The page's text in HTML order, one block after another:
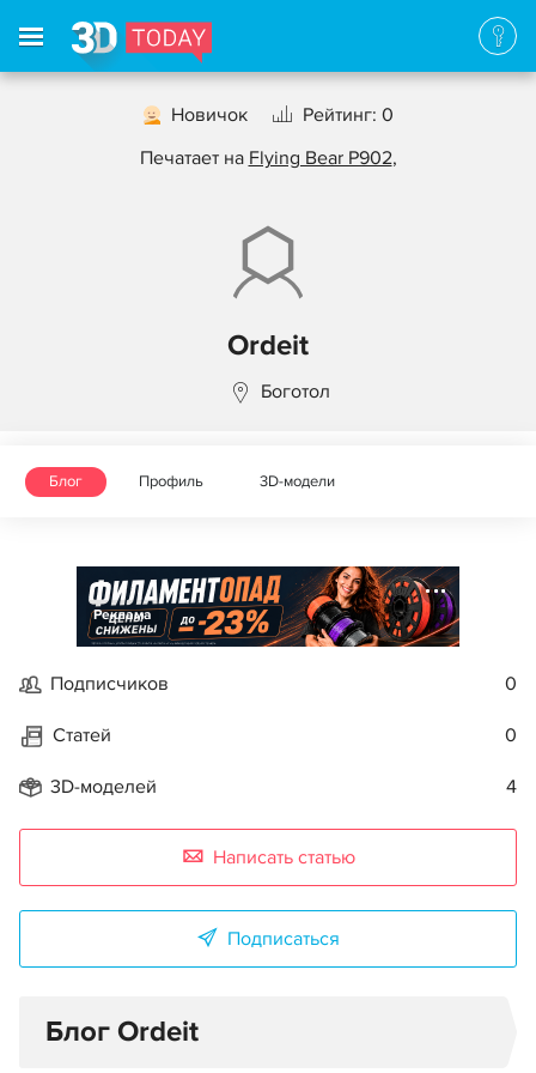
Новичок
Рейтинг: 0
Печатает на Flying Bear P902,
Ordeit
Боготол
Блог Профиль 3D-модели
Реклама
Подписчиков 0
Статей 0
3D-моделей 4
Написать статью
Подписаться
Блог Ordeit